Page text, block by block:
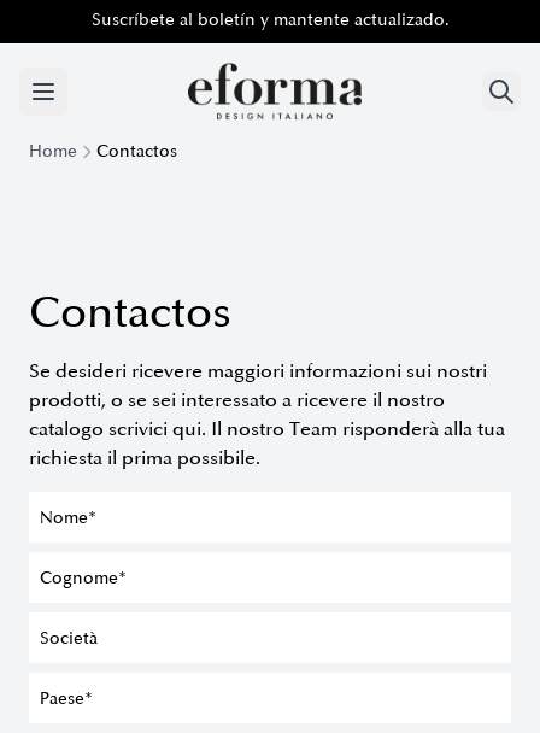
Suscríbete al boletín y mantente actualizado.
Suscríbete al boletín y mantente actualizado.
Home Contactos
Contactos
Se desideri ricevere maggiori informazioni sui nostri
prodotti, o se sei interessato a ricevere il nostro
catalogo scrivici qui. Il nostro Team risponderà alla tua
richiesta il prima possibile.